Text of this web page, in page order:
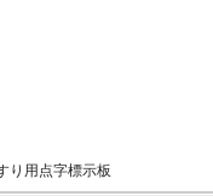
り用点字標示板